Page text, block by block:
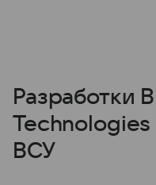
Разработки
Technologies
ВСУ